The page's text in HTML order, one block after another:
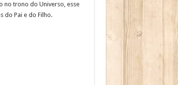
no trono do Universo, esse
do Pai e do Filho.